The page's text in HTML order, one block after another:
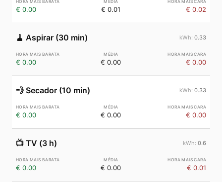
€ 0.00 € 0.01 € 0.02
🧹 Aspirar (30 min) 0.33
€ 0.00 € 0.00 € 0.00
💨 Secador (10 min) 0.33
€ 0.00 € 0.00 € 0.00
📺 TV (3 h) 0.6
€ 0.00 € 0.00 € 0.01